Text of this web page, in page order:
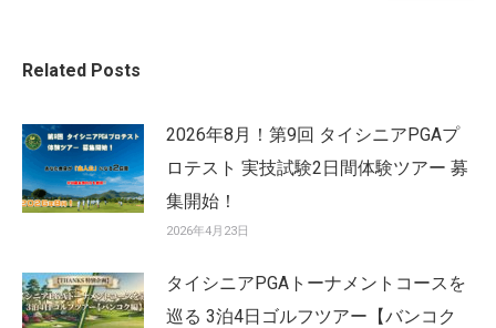
Related Posts
2026年8月！第9回 タイシニアPGAプ
ロテスト 実技試験2日間体験ツアー 募
集開始！
2026年4月23日
タイシニアPGAトーナメントコースを
巡る 3泊4日ゴルフツアー【バンコク